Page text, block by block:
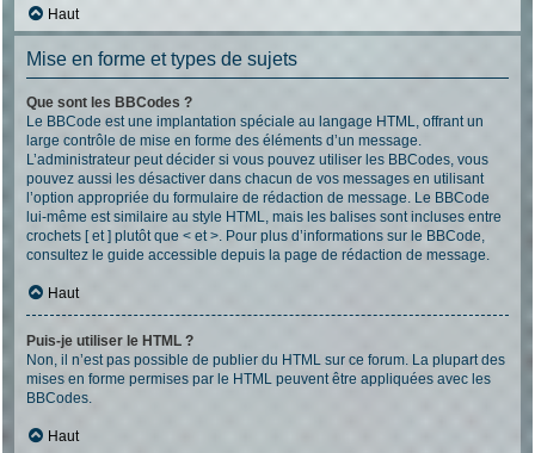
Haut
Mise en forme et types de sujets
Que sont les BBCodes ?
Le BBCode est une implantation spéciale au langage HTML, offrant un
large contrôle de mise en forme des éléments d’un message.
L’administrateur peut décider si vous pouvez utiliser les BBCodes, vous
pouvez aussi les désactiver dans chacun de vos messages en utilisant
l’option appropriée du formulaire de rédaction de message. Le BBCode
lui-même est similaire au style HTML, mais les balises sont incluses entre
crochets [ et ] plutôt que < et >. Pour plus d’informations sur le BBCode,
consultez le guide accessible depuis la page de rédaction de message.
Haut
Puis-je utiliser le HTML ?
Non, il n’est pas possible de publier du HTML sur ce forum. La plupart des
mises en forme permises par le HTML peuvent être appliquées avec les
BBCodes.
Haut